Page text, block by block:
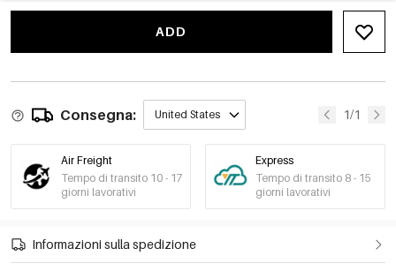
ADD
Consegna: United States 1/1
Air Freight
Tempo di transito 10 - 17
giorni lavorativi
Express
Tempo di transito 8 - 15
giorni lavorativi
Informazioni sulla spedizione